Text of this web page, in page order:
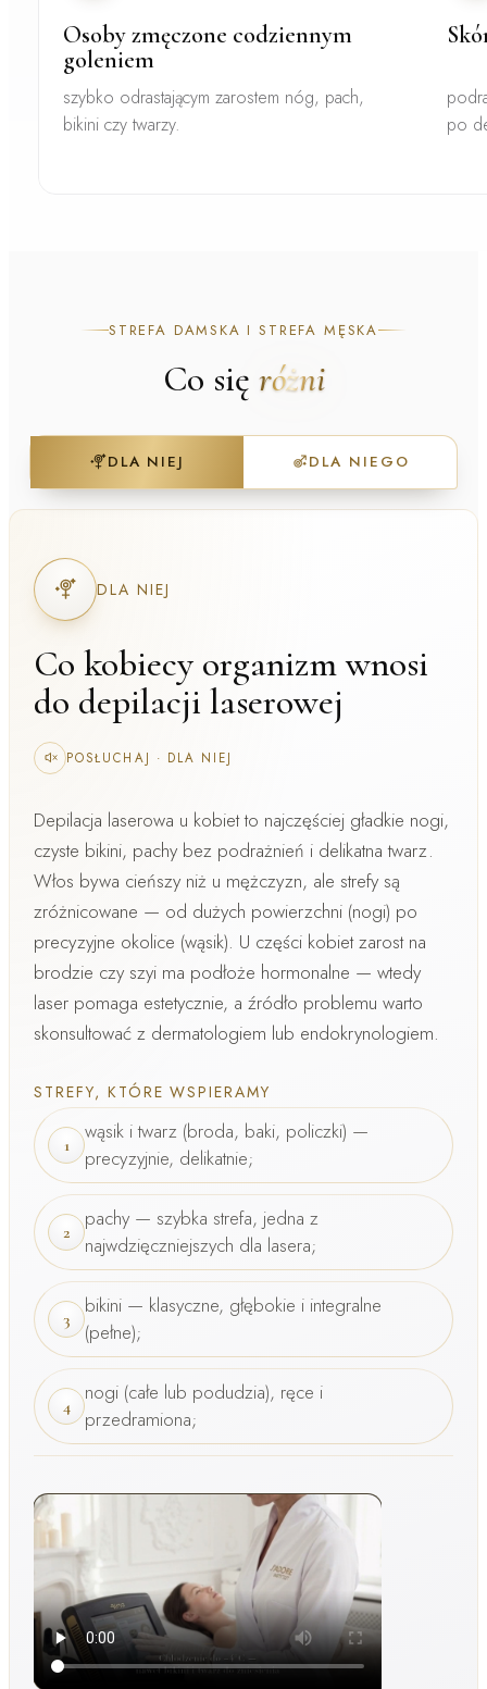
Osoby zmęczone codziennym
goleniem
szybko odrastającym zarostem nóg, pach,
bikini czy twarzy.
po
STREFA DAMSKA I STREFA MĘSKA
Co się różni
DLA NIEJ DLA NIEGO
DLA NIEJ
Co kobiecy organizm wnosi
do depilacji laserowej
POSŁUCHAJ · DLA NIEJ
Depilacja laserowa u kobietto najczęściej gładkie nogi,
czyste bikini, pachy bez podrażnień i delikatna twarz.
Włos bywa cieńszy niż u mężczyzn, ale strefy są
zróżnicowane — od dużych powierzchni (nogi) po
precyzyjne okolice (wąsik). U części kobiet zarost na
brodzie czy szyi ma podłoże hormonalne — wtedy
laser pomaga estetycznie, a źródło problemu warto
skonsultować z dermatologiem lub endokrynologiem.
STREFY, KTÓRE WSPIERAMY
1
wąsik i twarz (broda, baki, policzki) —
precyzyjnie, delikatnie;
2
pachy — szybka strefa, jedna z
najwdzięczniejszych dla lasera;
3
bikini — klasyczne, głębokie i integralne
(pełne);
4
nogi (całe lub podudzia), ręce i
przedramiona;